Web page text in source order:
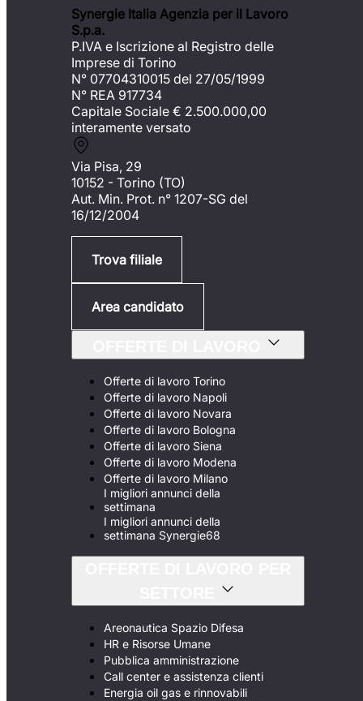
Synergie Italia Agenzia per il Lavoro
S.p.a.
P.IVA e Iscrizione al Registro delle
Imprese di Torino
N° 07704310015 del 27/05/1999
N° REA 917734
Capitale Sociale € 2.500.000,00
interamente versato
Via Pisa, 29
10152 - Torino (TO)
Aut. Min. Prot. n° 1207-SG del
16/12/2004
Trova filiale
Area candidato
Offerte di lavoro Torino
Offerte di lavoro Napoli
Offerte di lavoro Novara
Offerte di lavoro Bologna
Offerte di lavoro Siena
Offerte di lavoro Modena
Offerte di lavoro Milano
I migliori annunci della
settimana
I migliori annunci della
settimana Synergie68
Areonautica Spazio Difesa
HR e Risorse Umane
Pubblica amministrazione
Call center e assistenza clienti
Energia oil gas e rinnovabili